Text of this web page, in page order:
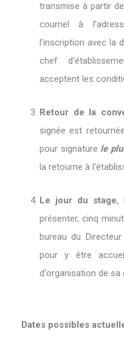
transmise à partir de
courriel à
l’inscription avec la
chef
acceptent les
Retour de la
signée est
pour signature le
la retourne à
Le jour du stage,
présenter, cinq
bureau du
pour y être
d'organisation de sa
Dates possibles